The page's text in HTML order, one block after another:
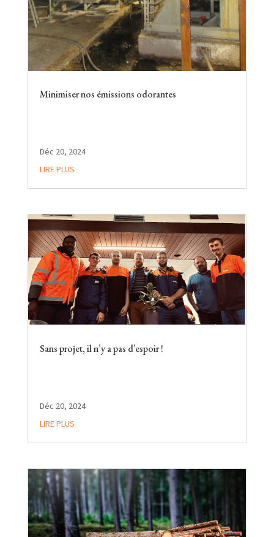
Minimiser nos émissions odorantes
Déc 20, 2024
LIRE PLUS
Sans projet, il n’y a pas d’espoir !
Déc 20, 2024
LIRE PLUS